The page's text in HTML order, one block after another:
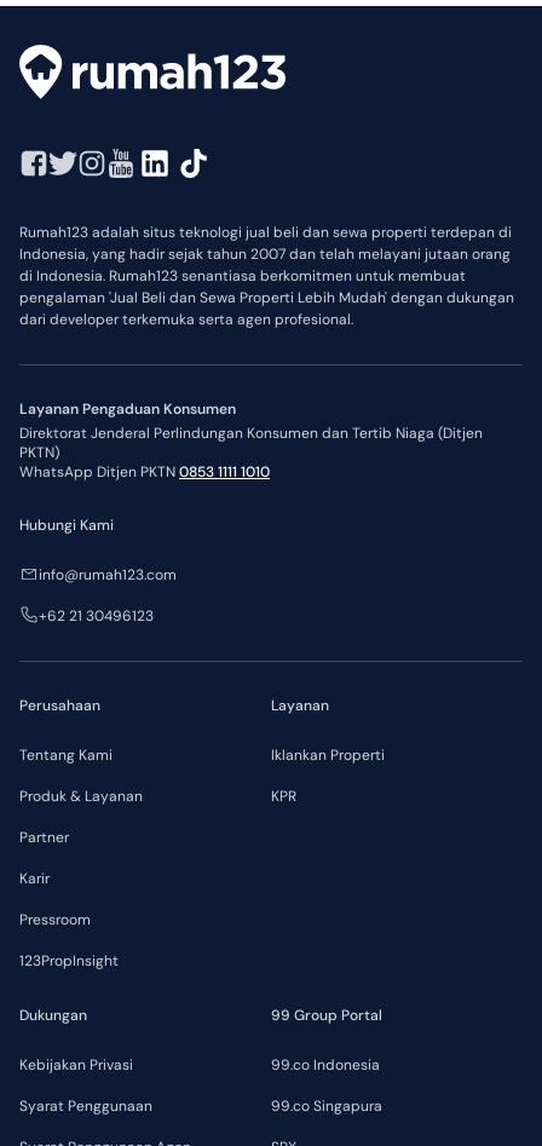
Rumah123 adalah situs teknologi jual beli dan sewa properti terdepan di
Indonesia, yang hadir sejak tahun 2007 dan telah melayani jutaan orang
di Indonesia. Rumah123 senantiasa berkomitmen untuk membuat
pengalaman 'Jual Beli dan Sewa Properti Lebih Mudah' dengan dukungan
dari developer terkemuka serta agen profesional.
Layanan Pengaduan Konsumen
Direktorat Jenderal Perlindungan Konsumen dan Tertib Niaga (Ditjen
PKTN)
WhatsApp Ditjen PKTN0853 1111 1010
Perusahaan
Tentang Kami
Produk & Layanan
Partner
Karir
Pressroom
123PropInsight
Layanan
Iklankan Properti
KPR
Dukungan
Kebijakan Privasi
Syarat Penggunaan
99 Group Portal
99.co Indonesia
99.co Singapura
Hubungi Kami
info@rumah123.com
+62 21 30496123